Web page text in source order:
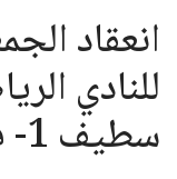
انعقاد
للنادي
سطيف 1- فرحات عباس